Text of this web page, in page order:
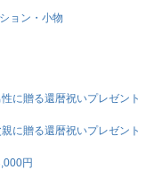
ョン・小物
性に贈る還暦祝いプレゼント
に贈る還暦祝いプレゼント
円